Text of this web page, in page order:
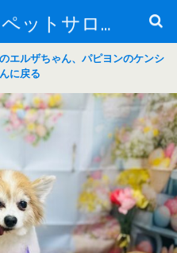
ペットホテル ペットサロン トリミングサロン 東京 ヌーノクラブのブログ
エルザちゃん、パピヨンのケンシ
に戻る